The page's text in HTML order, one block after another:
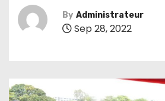
By Administrateur
Sep 28, 2022